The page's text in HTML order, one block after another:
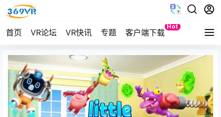
首页 VR论坛 VR快讯 专题 客户端下载
Hot
Quest